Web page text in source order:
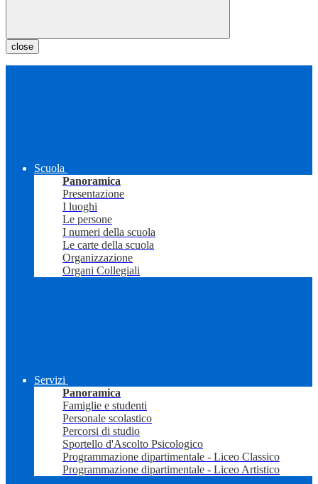
close
Scuola
Panoramica
Presentazione
I luoghi
Le persone
I numeri della scuola
Le carte della scuola
Organizzazione
Organi Collegiali
Servizi
Panoramica
Famiglie e studenti
Personale scolastico
Percorsi di studio
Sportello d'Ascolto Psicologico
Programmazione dipartimentale - Liceo Classico
Programmazione dipartimentale - Liceo Artistico